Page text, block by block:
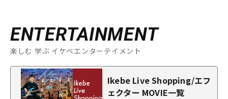
ENTERTAINMENT
楽しむ 学ぶ イケベエンターテイメント
Ikebe Live Shopping/エフ
ェクター MOVIE一覧